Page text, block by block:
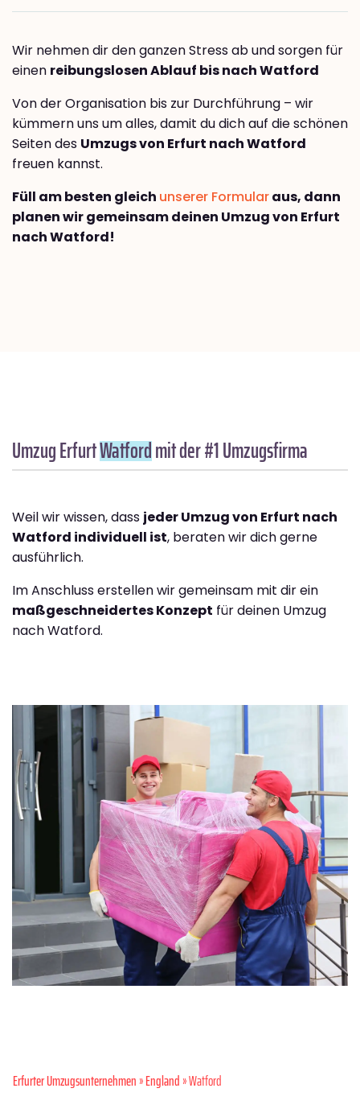
Wir nehmen dir den ganzen Stress ab und sorgen für
einen reibungslosen Ablauf bis nach Watford
Von der Organisation bis zur Durchführung – wir
kümmern uns um alles, damit du dich auf die schönen
Seiten des Umzugs von Erfurt nach Watford
freuen kannst.
Füll am besten gleich unserer Formularaus, dann
planen wir gemeinsam deinen Umzug von Erfurt
nach Watford!
Umzug ErfurtWatfordmit der #1 Umzugsfirma
Weil wir wissen, dass jeder Umzug von Erfurt nach
Watford individuell ist, beraten wir dich gerne
ausführlich.
Im Anschluss erstellen wir gemeinsam mit dir ein
maßgeschneidertes Konzept für deinen Umzug
nach Watford.
Erfurter Umzugsunternehmen»England» Watford